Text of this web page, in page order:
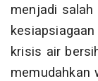
menjadi
krisis air
memudahkan